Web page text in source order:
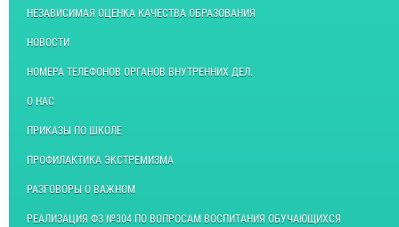
НЕЗАВИСИМАЯ ОЦЕНКА КАЧЕСТВА ОБРАЗОВАНИЯ
НОВОСТИ
НОМЕРА ТЕЛЕФОНОВ ОРГАНОВ ВНУТРЕННИХ ДЕЛ.
О НАС
ПРИКАЗЫ ПО ШКОЛЕ
ПРОФИЛАКТИКА ЭКСТРЕМИЗМА
РАЗГОВОРЫ О ВАЖНОМ
РЕАЛИЗАЦИЯ ФЗ №304 ПО ВОПРОСАМ ВОСПИТАНИЯ ОБУЧАЮЩИХСЯ